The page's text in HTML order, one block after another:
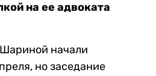
на ее адвоката
начали
но заседание